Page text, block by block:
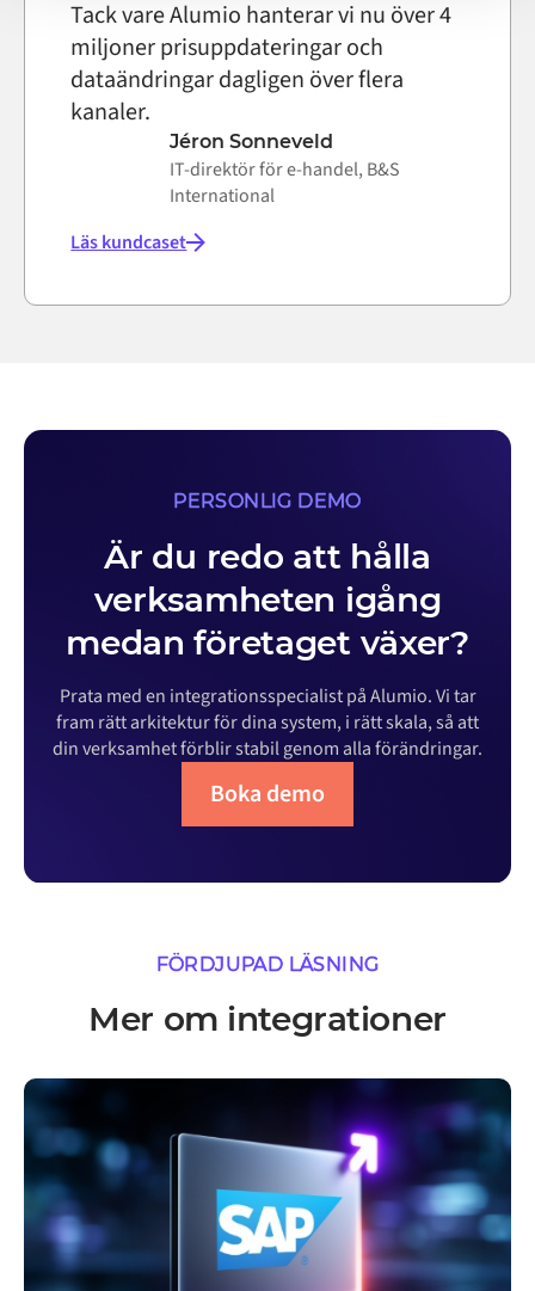
Tack vare Alumio hanterar vi nu över 4
miljoner prisuppdateringar och
dataändringar dagligen över flera
kanaler.
Jéron Sonneveld
IT-direktör för e-handel, B&S
International
Läs kundcaset
PERSONLIG DEMO
Är du redo att hålla
verksamheten igång
medan företaget växer?
Prata med en integrationsspecialist på Alumio. Vi tar
fram rätt arkitektur för dina system, i rätt skala, så att
din verksamhet förblir stabil genom alla förändringar.
Boka demo
FÖRDJUPAD LÄSNING
Mer om integrationer